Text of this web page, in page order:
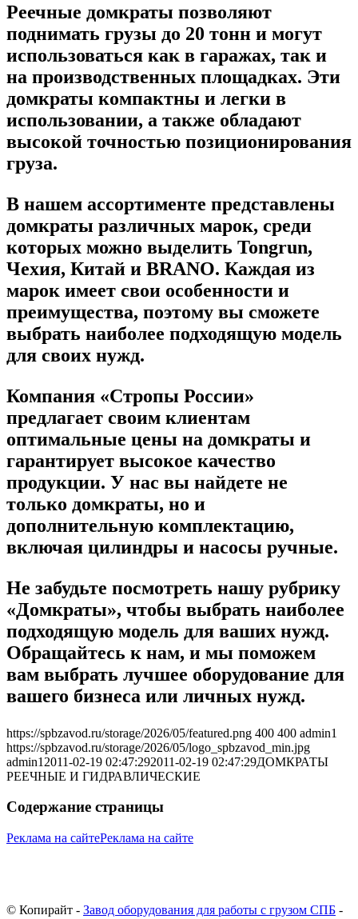
Реечные домкраты позволяют
поднимать грузы до 20 тонн и могут
использоваться как в гаражах, так и
на производственных площадках. Эти
домкраты компактны и легки в
использовании, а также обладают
высокой точностью позиционирования
груза.
В нашем ассортименте представлены
домкраты различных марок, среди
которых можно выделить Tongrun,
Чехия, Китай и BRANO. Каждая из
марок имеет свои особенности и
преимущества, поэтому вы сможете
выбрать наиболее подходящую модель
для своих нужд.
Компания «Стропы России»
предлагает своим клиентам
оптимальные цены на домкраты и
гарантирует высокое качество
продукции. У нас вы найдете не
только домкраты, но и
дополнительную комплектацию,
включая цилиндры и насосы ручные.
Не забудьте посмотреть нашу рубрику
«Домкраты», чтобы выбрать наиболее
подходящую модель для ваших нужд.
Обращайтесь к нам, и мы поможем
вам выбрать лучшее оборудование для
вашего бизнеса или личных нужд.
https://spbzavod.ru/storage/2026/05/featured.png 400 400 admin1
https://spbzavod.ru/storage/2026/05/logo_spbzavod_min.jpg
admin1 2011-02-19 02:47:292011-02-19 02:47:29ДОМКРАТЫ
РЕЕЧНЫЕ И ГИДРАВЛИЧЕСКИЕ
Содержание страницы
Реклама на сайтеРеклама на сайте
© Копирайт - Завод оборудования для работы с грузом СПБ -